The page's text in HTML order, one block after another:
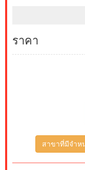
ราคา
สาขาที่มีจำห